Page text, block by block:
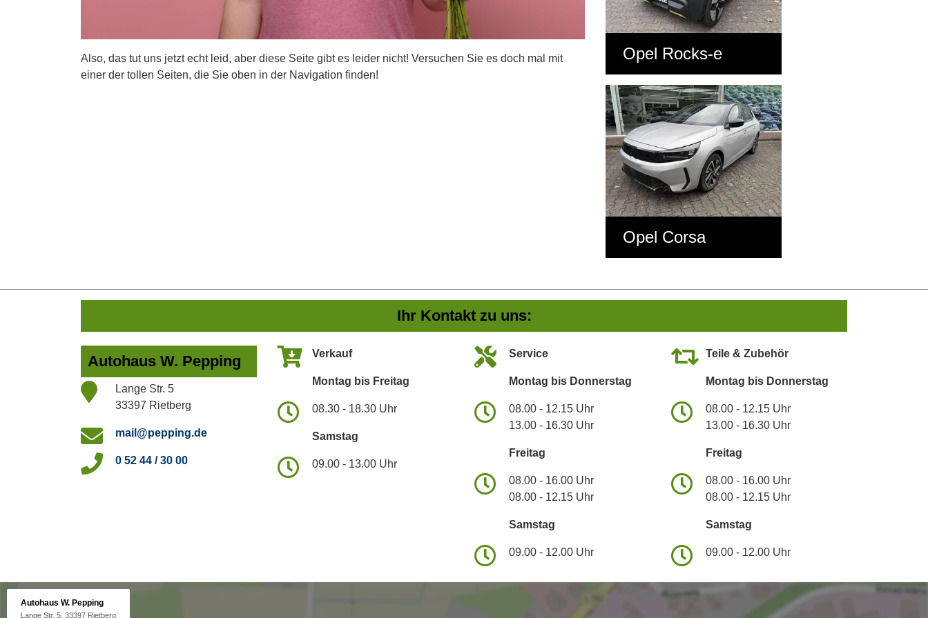
Also, das tut uns jetzt echt leid, aber diese Seite gibt es leider nicht! Versuchen Sie es doch mal mit
einer der tollen Seiten, die Sie oben in der Navigation finden!
Opel Rocks-e
Opel Corsa
Ihr Kontakt zu uns:
Autohaus W. Pepping
Lange Str. 5
33397 Rietberg
mail@pepping.de
0 52 44 / 30 00
Verkauf
Montag bis Freitag
08.30 - 18.30 Uhr
Samstag
09.00 - 13.00 Uhr
Service
Montag bis Donnerstag
08.00 - 12.15 Uhr
13.00 - 16.30 Uhr
Freitag
08.00 - 16.00 Uhr
08.00 - 12.15 Uhr
Samstag
09.00 - 12.00 Uhr
Teile & Zubehör
Montag bis Donnerstag
08.00 - 12.15 Uhr
13.00 - 16.30 Uhr
Freitag
08.00 - 16.00 Uhr
08.00 - 12.15 Uhr
Samstag
09.00 - 12.00 Uhr
Autohaus W. Pepping
Lange Str. 5, 33397 Rietberg